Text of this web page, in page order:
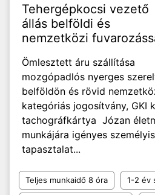
Tehergépkocsi vezető
állás belföldi és
nemzetközi
Ömlesztett áru szállítása
mozgópadlós nyerges
belföldön és rövid
kategóriás jogosítvány, GKI
tachográfkártya Józan
munkájára igényes
tapasztalat...
Teljes munkaidő 8 óra 1-2 év